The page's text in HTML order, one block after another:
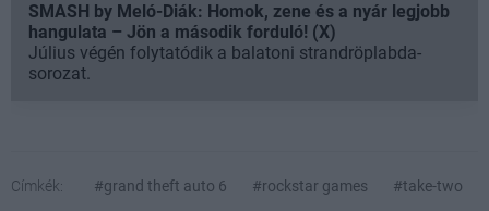
SMASH by Meló-Diák: Homok, zene és a nyár legjobb
hangulata – Jön a második forduló! (X)
Július végén folytatódik a balatoni strandröplabda-
sorozat.
Címkék: #grand theft auto 6 #rockstar games
#take-two